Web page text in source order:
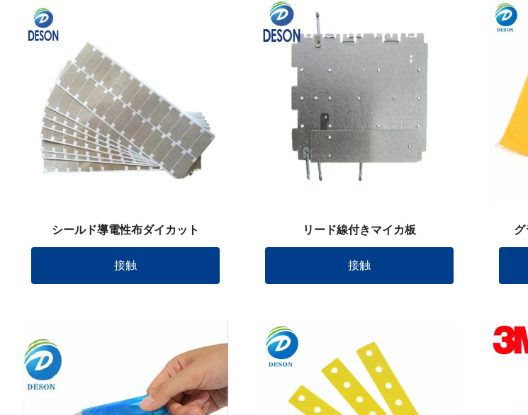
シールド導電性布ダイカット
接触
リード線付きマイカ板
接触
グ